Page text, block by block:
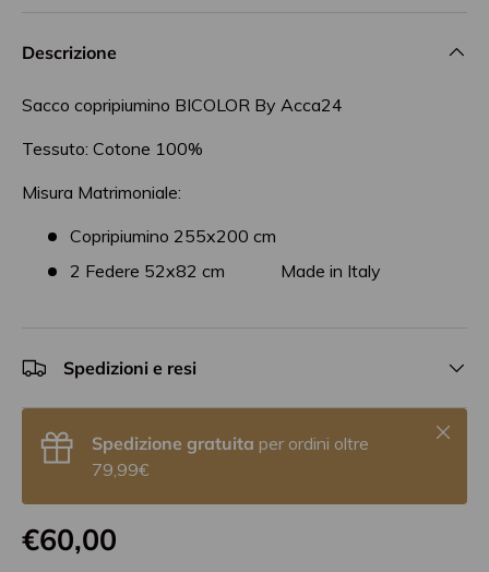
Descrizione
Sacco copripiumino BICOLOR By Acca24
Tessuto: Cotone 100%
Misura Matrimoniale:
Copripiumino 255x200 cm
2 Federe 52x82 cm
Made in Italy
Spedizioni e resi
Spedizione gratuita per ordini oltre
79,99€
Chiudi
€60,00